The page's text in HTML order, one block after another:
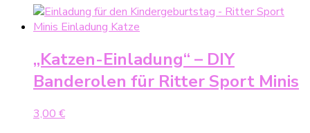
„Katzen-Einladung“ – DIY
Banderolen für Ritter Sport Minis
3,00 €